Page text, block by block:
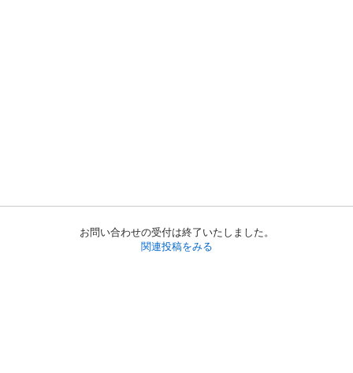
お問い合わせの受付は終了いたしました。
関連投稿をみる